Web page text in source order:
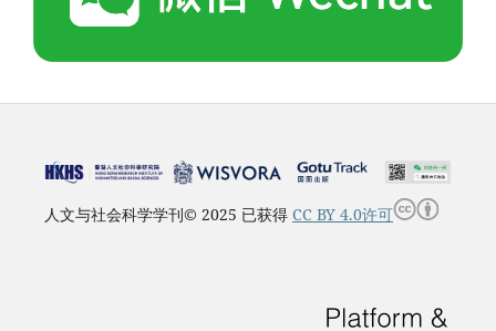
人文与社会科学学刊© 2025 已获得 CC BY 4.0许可